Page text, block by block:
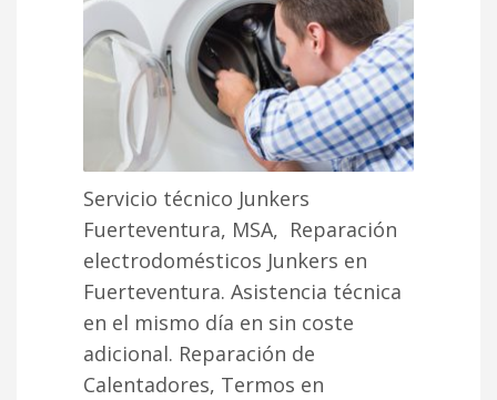
Servicio técnico Junkers
Fuerteventura, MSA, Reparación
electrodomésticos Junkers en
Fuerteventura. Asistencia técnica
en el mismo día en sin coste
adicional. Reparación de
Calentadores, Termos en